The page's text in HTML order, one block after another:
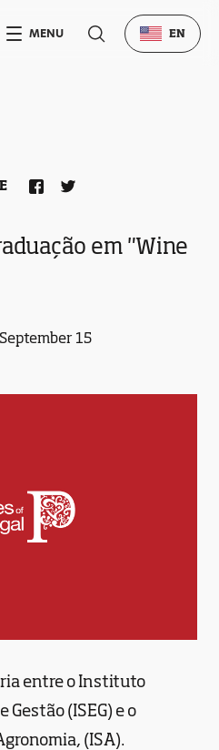
em "Wine
15
entre o Instituto
Gestão (ISEG) e o
(ISA).
MENU EN